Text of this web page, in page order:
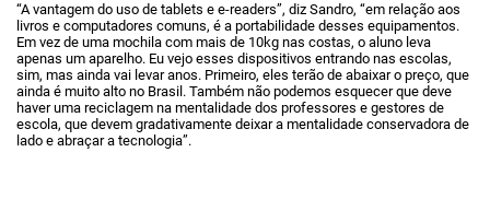
“A vantagem do uso de tablets e e-readers”, diz Sandro, “em relação aos
livros e computadores comuns, é a portabilidade desses equipamentos.
Em vez de uma mochila com mais de 10kg nas costas, o aluno leva
apenas um aparelho. Eu vejo esses dispositivos entrando nas escolas,
sim, mas ainda vai levar anos. Primeiro, eles terão de abaixar o preço, que
ainda é muito alto no Brasil. Também não podemos esquecer que deve
haver uma reciclagem na mentalidade dos professores e gestores de
escola, que devem gradativamente deixar a mentalidade conservadora de
lado e abraçar a tecnologia”.